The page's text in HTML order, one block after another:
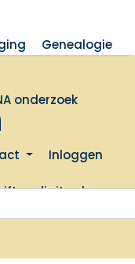
Genealogie
onderzoek
Inloggen
digitaal
3